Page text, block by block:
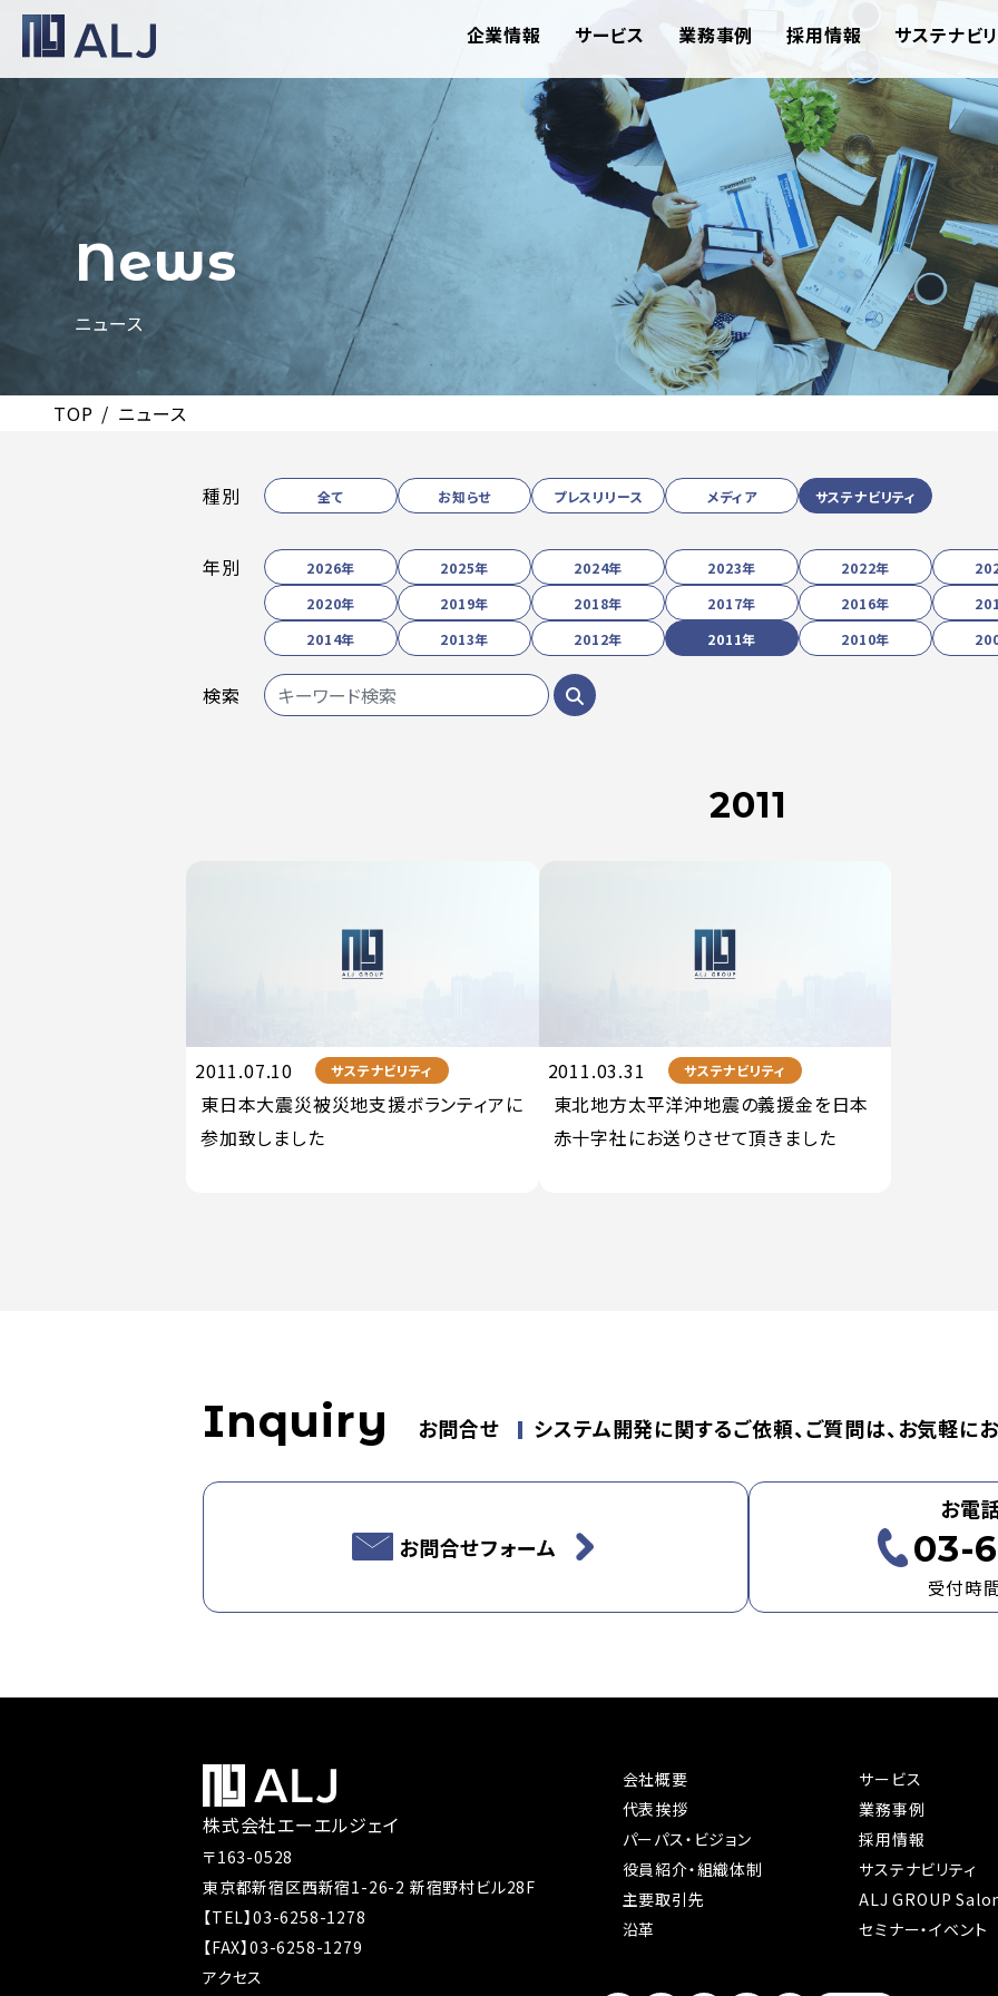
企業情報 サービス 業務事例 採用情報 サステナビ
News
ニュース
TOP ニュース
種別 全て お知らせ プレスリリース メディア サステナビリティ
年別 2026年 2025年 2024年 2023年 2022年
2020年
2019年 2018年 2017年 2016年
2014年
2013年 2012年 2011年 2010年
検索
2011
2011.07.10 サステナビリティ
東日本大震災被災地支援ボランティアに
参加致しました
2011.03.31 サステナビリティ
東北地方太平洋沖地震の義援金を日本
赤十字社にお送りさせて頂きました
Inquiry お問合せ システム開発に関するご依頼、ご質問は、お気軽に
お問合せフォーム
お電
03-
受付時
株式会社エーエルジェイ
〒163-0528
東京都新宿区西新宿1-26-2 新宿野村ビル28F
【TEL】03-6258-1278
【FAX】03-6258-1279
アクセス
会社概要
代表挨拶
パーパス・ビジョン
役員紹介・組織体制
主要取引先
沿革
サービス
業務事例
採用情報
サステナビリティ
ALJ GROUP
セミナー・イベント